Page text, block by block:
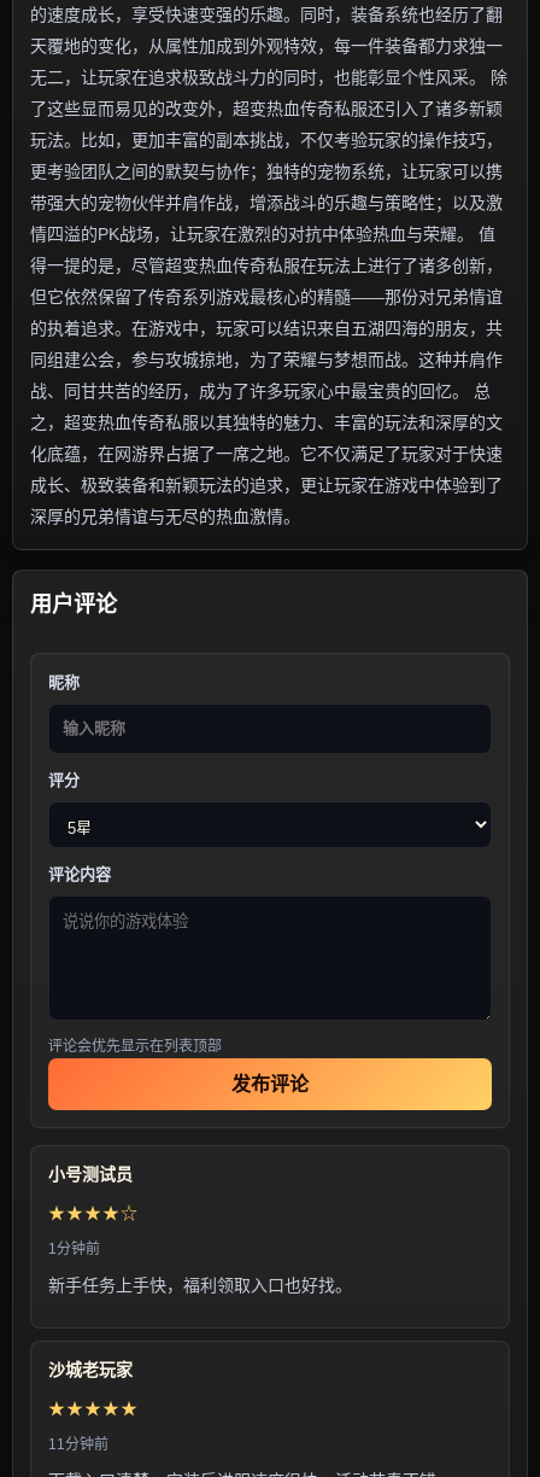
的速度成长，享受快速变强的乐趣。同时，装备系统也经历了翻
天覆地的变化，从属性加成到外观特效，每一件装备都力求独一
无二，让玩家在追求极致战斗力的同时，也能彰显个性风采。 除
了这些显而易见的改变外，超变热血传奇私服还引入了诸多新颖
玩法。比如，更加丰富的副本挑战，不仅考验玩家的操作技巧，
更考验团队之间的默契与协作；独特的宠物系统，让玩家可以携
带强大的宠物伙伴并肩作战，增添战斗的乐趣与策略性；以及激
情四溢的PK战场，让玩家在激烈的对抗中体验热血与荣耀。 值
得一提的是，尽管超变热血传奇私服在玩法上进行了诸多创新，
但它依然保留了传奇系列游戏最核心的精髓——那份对兄弟情谊
的执着追求。在游戏中，玩家可以结识来自五湖四海的朋友，共
同组建公会，参与攻城掠地，为了荣耀与梦想而战。这种并肩作
战、同甘共苦的经历，成为了许多玩家心中最宝贵的回忆。 总
之，超变热血传奇私服以其独特的魅力、丰富的玩法和深厚的文
化底蕴，在网游界占据了一席之地。它不仅满足了玩家对于快速
成长、极致装备和新颖玩法的追求，更让玩家在游戏中体验到了
深厚的兄弟情谊与无尽的热血激情。
用户评论
昵称
评分
评论内容
评论会优先显示在列表顶部
发布评论
小号测试员
★★★★☆
1分钟前
新手任务上手快，福利领取入口也好找。
沙城老玩家
★★★★★
11分钟前